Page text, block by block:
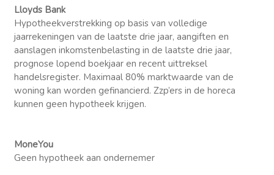
Lloyds Bank
Hypotheekverstrekking op basis van volledige
jaarrekeningen van de laatste drie jaar, aangiften en
aanslagen inkomstenbelasting in de laatste drie jaar,
prognose lopend boekjaar en recent uittreksel
handelsregister. Maximaal 80% marktwaarde van de
woning kan worden gefinancierd. Zzp’ers in de horeca
kunnen geen hypotheek krijgen.
MoneYou
Geen hypotheek aan ondernemer